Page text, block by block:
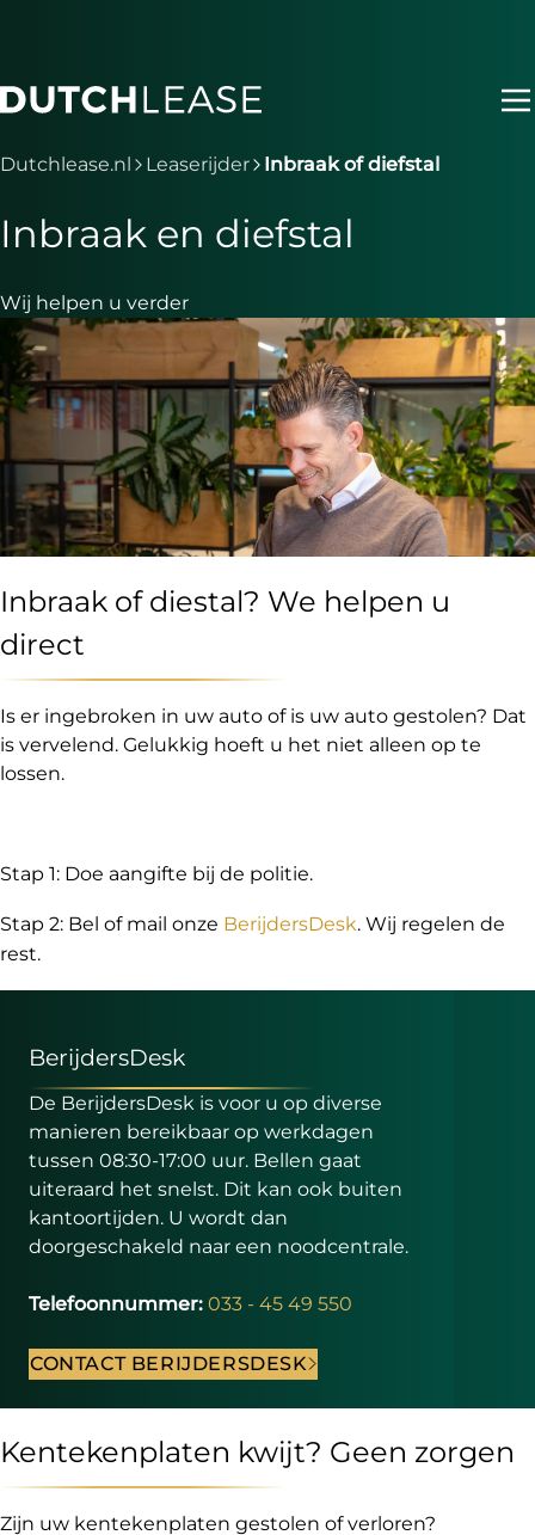
Je bent nu voorbij het hoofdmenu
Dutchlease.nl Leaserijder Inbraak of diefstal
Inbraak en diefstal
Wij helpen u verder
Inbraak of diestal? We helpen u
direct
Is er ingebroken in uw auto of is uw auto gestolen? Dat
is vervelend. Gelukkig hoeft u het niet alleen op te
lossen.
Stap 1: Doe aangifte bij de politie.
Stap 2: Bel of mail onze BerijdersDesk. Wij regelen de
rest.
BerijdersDesk
De BerijdersDesk is voor u op diverse
manieren bereikbaar op werkdagen
tussen 08:30-17:00 uur. Bellen gaat
uiteraard het snelst. Dit kan ook buiten
kantoortijden. U wordt dan
doorgeschakeld naar een noodcentrale.
Telefoonnummer: 033 - 45 49 550
CONTACT BERIJDERSDESK
Kentekenplaten kwijt? Geen zorgen
Zijn uw kentekenplaten gestolen of verloren?